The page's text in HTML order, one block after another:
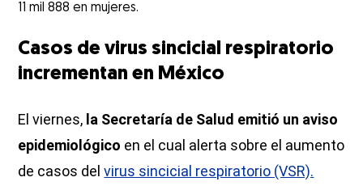
11 mil 888 en mujeres.
Casos de virus sincicial respiratorio
incrementan en México
El viernes, la Secretaría de Salud emitió un aviso
epidemiológico en el cual alerta sobre el aumento
de casos delvirus sincicial respiratorio (VSR).